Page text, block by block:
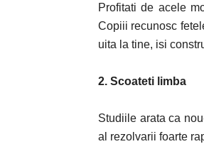
Profitati de acele
Copiii recunosc
uita la tine, isi
2. Scoateti limba
Studiile arata ca
al rezolvarii foarte